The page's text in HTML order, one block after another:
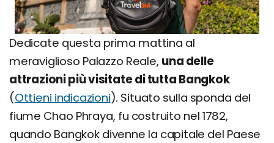
Dedicate questa prima mattina al
meraviglioso Palazzo Reale, una delle
attrazioni più visitate di tutta Bangkok
(Ottieni indicazioni). Situato sulla sponda del
fiume Chao Phraya, fu costruito nel 1782,
quando Bangkok divenne la capitale del Paese